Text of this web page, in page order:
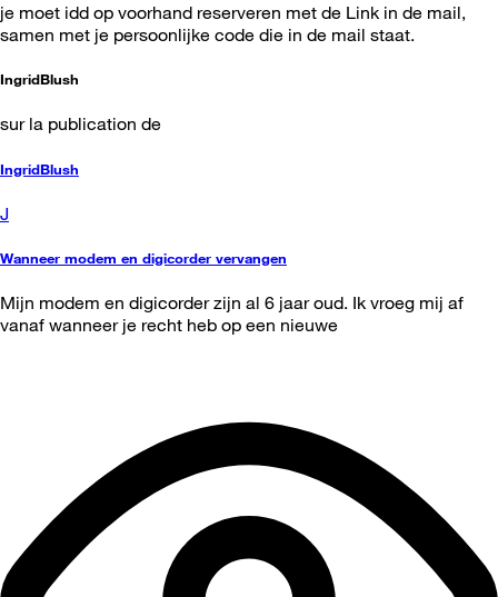
je moet idd op voorhand reserveren met de Link in de mail,
samen met je persoonlijke code die in de mail staat.
IngridBlush
sur la publication de
IngridBlush
J
Wanneer modem en digicorder vervangen
Mijn modem en digicorder zijn al 6 jaar oud. Ik vroeg mij af
vanaf wanneer je recht heb op een nieuwe